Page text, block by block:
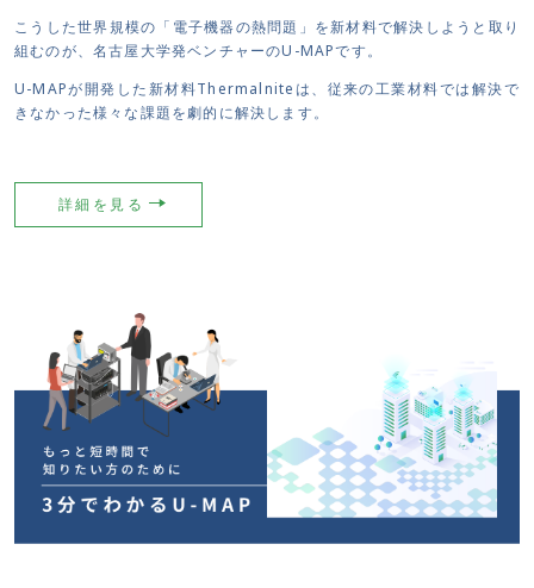
こうした世界規模の「電子機器の熱問題」を新材料で解決しようと取り
組むのが、名古屋大学発ベンチャーのU-MAPです。
U-MAPが開発した新材料Thermalniteは、従来の工業材料では解決で
きなかった様々な課題を劇的に解決します。
詳細を見る